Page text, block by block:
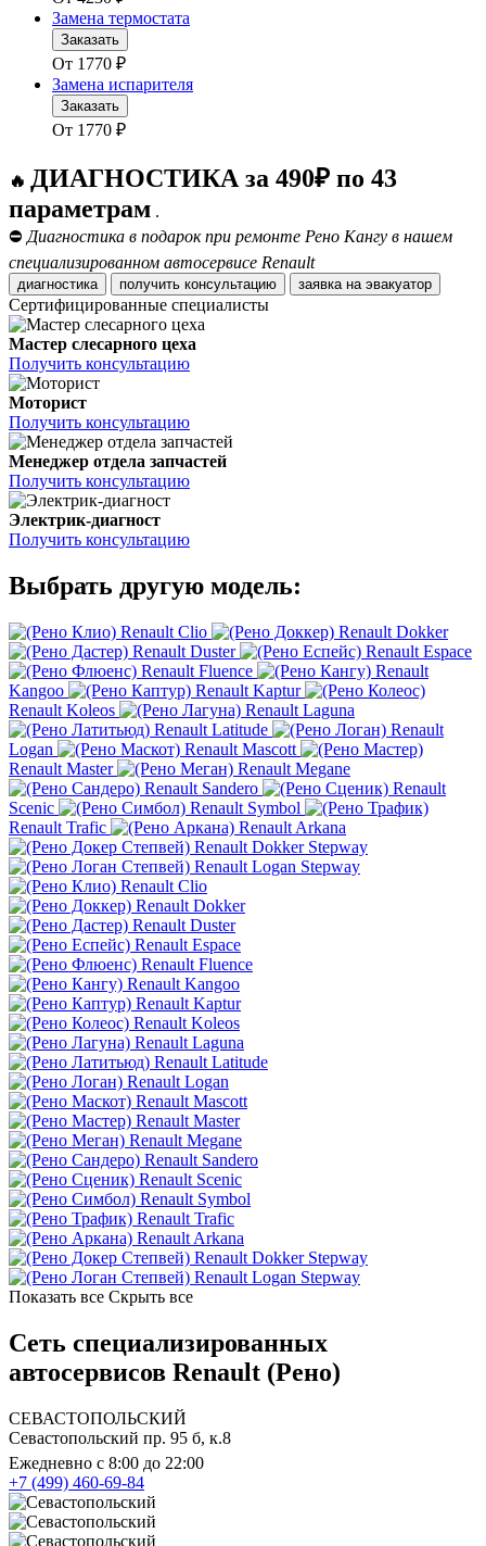
Замена термостата
Заказать
От 1770 ₽
Замена испарителя
Заказать
От 1770 ₽
🔥 ДИАГНОСТИКА за 490₽ по 43
параметрам .
⛔ Диагностика в подарок при ремонте Рено Кангу в нашем
специализированном автосервисе Renault
диагностика получить консультацию заявка на эвакуатор
Сертифицированные специалисты
Мастер слесарного цеха
Получить консультацию
Моторист
Получить консультацию
Менеджер отдела запчастей
Получить консультацию
Электрик-диагност
Получить консультацию
Выбрать другую модель:
Renault Clio
Renault Dokker
Renault Duster
Renault Espace
Renault Fluence
Renault
Kangoo
Renault Kaptur
Renault Koleos
Renault Laguna
Renault Latitude
Renault
Logan
Renault Mascott
Renault Master
Renault Megane
Renault Sandero
Renault
Scenic
Renault Symbol
Renault Trafic
Renault Arkana
Renault Dokker Stepway
Renault Logan Stepway
Renault Clio
Renault Dokker
Renault Duster
Renault Espace
Renault Fluence
Renault Kangoo
Renault Kaptur
Renault Koleos
Renault Laguna
Renault Latitude
Renault Logan
Renault Mascott
Renault Master
Renault Megane
Renault Sandero
Renault Scenic
Renault Symbol
Renault Trafic
Renault Arkana
Renault Dokker Stepway
Renault Logan Stepway
Показать все Скрыть все
Сеть специализированных
автосервисов Renault (Рено)
СЕВАСТОПОЛЬСКИЙ
Севастопольский пр. 95 б, к.8
Ежедневно с 8:00 до 22:00
+7 (499) 460-69-84